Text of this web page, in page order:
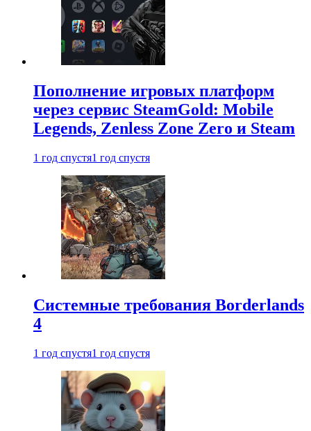
Пополнение игровых платформ
через сервис SteamGold: Mobile
Legends, Zenless Zone Zero и Steam
1 год спустя1 год спустя
Системные требования Borderlands
4
1 год спустя1 год спустя